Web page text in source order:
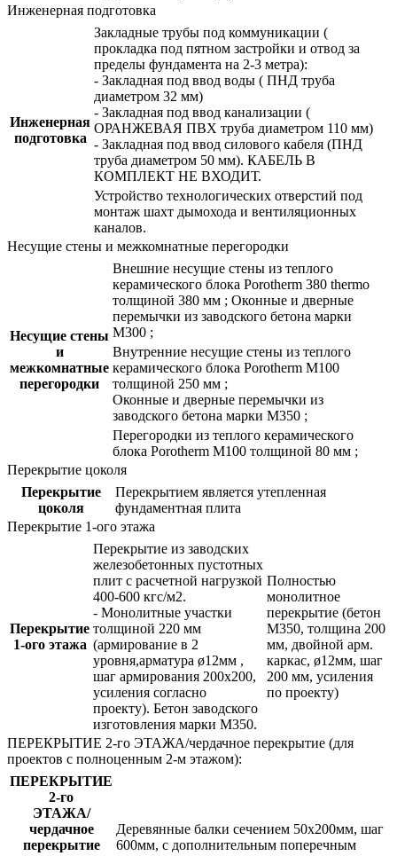
Инженерная подготовка
Инженерная
подготовка
Закладные трубы под коммуникации (
прокладка под пятном застройки и отвод за
пределы фундамента на 2-3 метра):
- Закладная под ввод воды ( ПНД труба
диаметром 32 мм)
- Закладная под ввод канализации (
ОРАНЖЕВАЯ ПВХ труба диаметром 110 мм)
- Закладная под ввод силового кабеля (ПНД
труба диаметром 50 мм). КАБЕЛЬ В
КОМПЛЕКТ НЕ ВХОДИТ.
Устройство технологических отверстий под
монтаж шахт дымохода и вентиляционных
каналов.
Несущие стены и межкомнатные перегородки
Несущие стены
и
межкомнатные
перегородки
Внешние несущие стены из теплого
керамического блока Porotherm 380 thermo
толщиной 380 мм ; Оконные и дверные
перемычки из заводского бетона марки
М300 ;
Внутренние несущие стены из теплого
керамического блока Porotherm М100
толщиной 250 мм ;
Оконные и дверные перемычки из
заводского бетона марки М350 ;
Перегородки из теплого керамического
блока Porotherm М100 толщиной 80 мм ;
Перекрытие цоколя
Перекрытие
цоколя
Перекрытием является утепленная
фундаментная плита
Перекрытие 1-ого этажа
Перекрытие
1-ого этажа
Перекрытие из заводских
железобетонных пустотных
плит с расчетной нагрузкой
400-600 кгс/м2.
- Монолитные участки
толщиной 220 мм
(армирование в 2
уровня,арматура ø12мм ,
шаг армирования 200х200,
усиления согласно
проекту). Бетон заводского
изготовления марки М350.
Полностью
монолитное
перекрытие (бетон
М350, толщина 200
мм, двойной арм.
каркас, ø12мм, шаг
200 мм, усиления
по проекту)
ПЕРЕКРЫТИЕ 2-го ЭТАЖА/чердачное перекрытие (для
проектов с полноценным 2-м этажом):
ПЕРЕКРЫТИЕ
2-го
ЭТАЖА/
чердачное
перекрытие
Деревянные балки сечением 50х200мм, шаг
600мм, с дополнительным поперечным